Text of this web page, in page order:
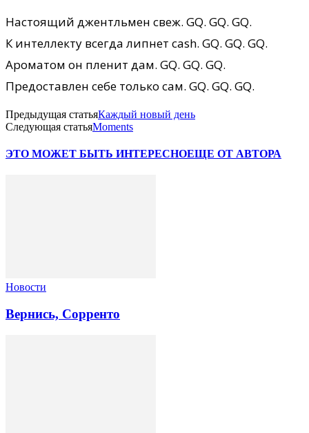
Настоящий джентльмен свеж. GQ. GQ. GQ.
К интеллекту всегда липнет cash. GQ. GQ. GQ.
Ароматом он пленит дам. GQ. GQ. GQ.
Предоставлен себе только сам. GQ. GQ. GQ.
Предыдущая статьяКаждый новый день
Следующая статьяMoments
ЭТО МОЖЕТ БЫТЬ ИНТЕРЕСНОЕЩЕ ОТ АВТОРА
Новости
Вернись, Сорренто